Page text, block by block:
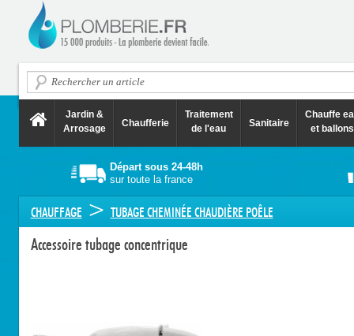
Jardin &
Arrosage
Chaufferie
Traitement
de l'eau
Sanitaire
Chauffe
et ballons
Départ sous 24-48h
sur toute la france
CHAUFFAGE > TUBAGE CHEMINÉE CHAUDIÈRE POÊLE
Accessoire tubage concentrique